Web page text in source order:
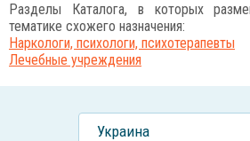
Разделы Каталога, в которых
тематике схожего назначения:
Наркологи, психологи, психотерапевты
Лечебные учреждения
Украина